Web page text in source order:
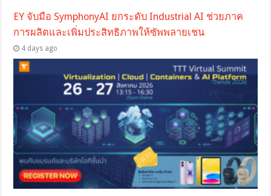
EY จับมือ SymphonyAI ยกระดับ Industrial AI ช่วยภาค
การผลิตและเพิ่มประสิทธิภาพให้ซัพพลายเชน
4 days ago